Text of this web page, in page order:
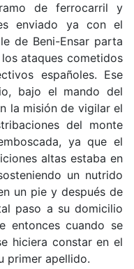
de ferrocarril y
enviado ya con el
de Beni-Ensar parta
ataques cometidos
españoles. Ese
bajo el mando del
la misión de vigilar el
del monte
ya que el
altas estaba en
un nutrido
un pie y después de
paso a su domicilio
entonces cuando se
hiciera constar en el
primer apellido.